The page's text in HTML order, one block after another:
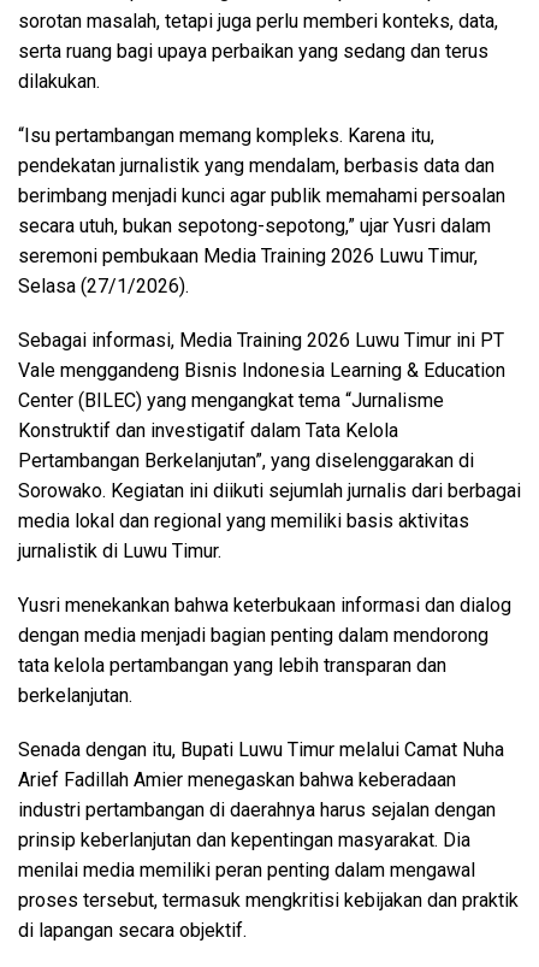
sorotan masalah, tetapi juga perlu memberi konteks, data,
serta ruang bagi upaya perbaikan yang sedang dan terus
dilakukan.
“Isu pertambangan memang kompleks. Karena itu,
pendekatan jurnalistik yang mendalam, berbasis data dan
berimbang menjadi kunci agar publik memahami persoalan
secara utuh, bukan sepotong-sepotong,” ujar Yusri dalam
seremoni pembukaan Media Training 2026 Luwu Timur,
Selasa (27/1/2026).
Sebagai informasi, Media Training 2026 Luwu Timur ini PT
Vale menggandeng Bisnis Indonesia Learning & Education
Center (BILEC) yang mengangkat tema “Jurnalisme
Konstruktif dan investigatif dalam Tata Kelola
Pertambangan Berkelanjutan”, yang diselenggarakan di
Sorowako. Kegiatan ini diikuti sejumlah jurnalis dari berbagai
media lokal dan regional yang memiliki basis aktivitas
jurnalistik di Luwu Timur.
Yusri menekankan bahwa keterbukaan informasi dan dialog
dengan media menjadi bagian penting dalam mendorong
tata kelola pertambangan yang lebih transparan dan
berkelanjutan.
Senada dengan itu, Bupati Luwu Timur melalui Camat Nuha
Arief Fadillah Amier menegaskan bahwa keberadaan
industri pertambangan di daerahnya harus sejalan dengan
prinsip keberlanjutan dan kepentingan masyarakat. Dia
menilai media memiliki peran penting dalam mengawal
proses tersebut, termasuk mengkritisi kebijakan dan praktik
di lapangan secara objektif.